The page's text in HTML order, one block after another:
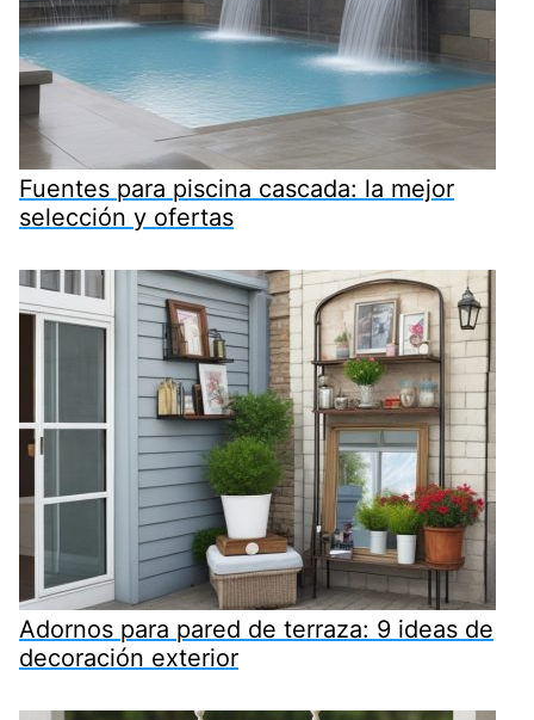
Fuentes para piscina cascada: la mejor
selección y ofertas
Adornos para pared de terraza: 9 ideas de
decoración exterior